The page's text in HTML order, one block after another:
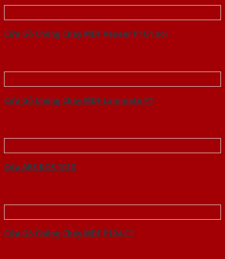
Cửa Gỗ Chống Cháy MDF Veneer P1G1 soi
Cửa Gỗ Chống Cháy MDF Laminate P1
Cửa ABS KOS 101D
Cửa Gỗ Chống Cháy MDF P1R4 C1